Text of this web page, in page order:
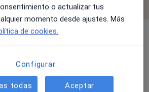
3 opiniones
o actualizar tus
momento desde ajustes. Más
de cookies.
Configurar
todas Aceptar